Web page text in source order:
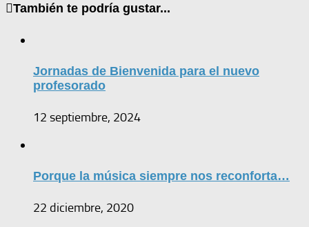
También te podría gustar...
Jornadas de Bienvenida para el nuevo
profesorado
12 septiembre, 2024
Porque la música siempre nos reconforta…
22 diciembre, 2020